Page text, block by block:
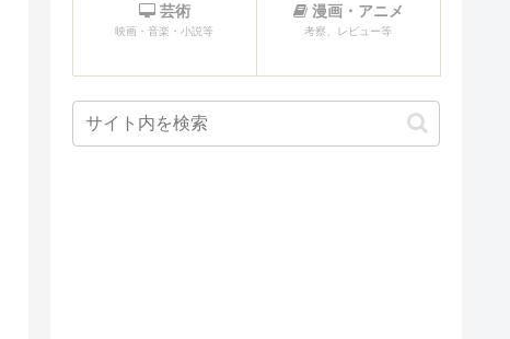
芸術
映画・音楽・小説等
漫画・アニメ
考察、レビュー等